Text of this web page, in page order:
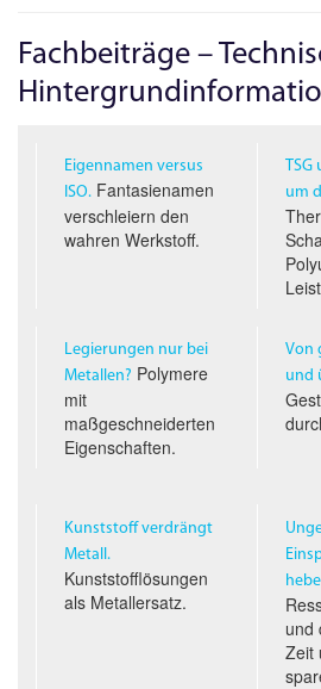
Fachbeiträge –
Eigennamen versus
ISO.Fantasienamen
verschleiern den
wahren Werkstoff.
TSG
um
Legierungen nur bei
Metallen? Polymere
mit
maßgeschneiderten
Eigenschaften.
Von
und
Kunststoff verdrängt
Metall.
Kunststofflösungen
als Metallersatz.
und
Zeit